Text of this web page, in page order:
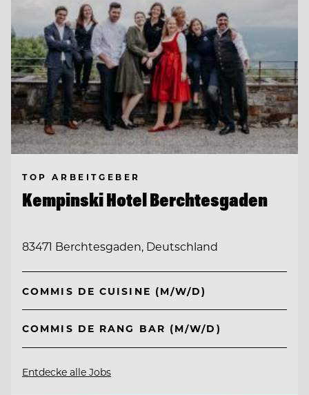
TOP ARBEITGEBER
Kempinski Hotel Berchtesgaden
83471 Berchtesgaden, Deutschland
COMMIS DE CUISINE (M/W/D)
COMMIS DE RANG BAR (M/W/D)
Entdecke alle Jobs